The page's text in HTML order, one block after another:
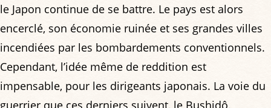
le Japon continue de se battre. Le pays est alors
encerclé, son économie ruinée et ses grandes villes
incendiées par les bombardements conventionnels.
Cependant, l’idée même de reddition est
impensable, pour les dirigeants japonais. La voie du
guerrier que ces derniers suivent, le Bushidô,